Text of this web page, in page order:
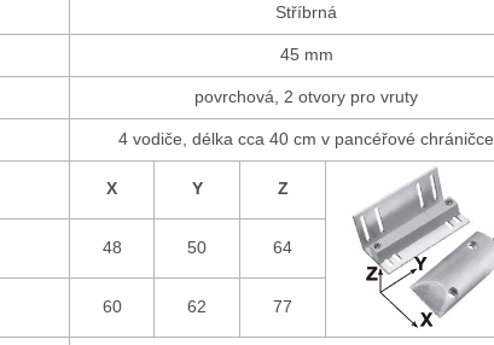
Stříbrná
45 mm
povrchová, 2 otvory pro vruty
4 vodiče, délka cca 40 cm v pancéřové chráničce
X Y Z
48 50 64
60 62 77